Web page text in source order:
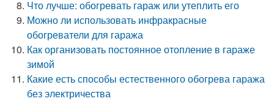
Что лучше: обогревать гараж или утеплить его
Можно ли использовать инфракрасные
обогреватели для гаража
Как организовать постоянное отопление в гараже
зимой
Какие есть способы естественного обогрева гаража
без электричества